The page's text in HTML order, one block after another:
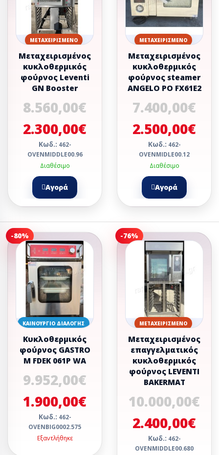
ΜΕΤΑΧΕΙΡΙΣΜΈΝΟ
Μεταχειρισμένος
κυκλοθερμικός
φούρνος Leventi
GN Booster
8.560,00€
2.300,00€
Κωδ.: 462-
OVENMIDDLE00.96
Διαθέσιμο
Αγορά
ΜΕΤΑΧΕΙΡΙΣΜΈΝΟ
Μεταχειρισμένος
κυκλοθερμικός
φούρνος steamer
ANGELO PO FX61E2
7.400,00€
2.500,00€
Κωδ.: 462-
OVENMIDLE00.12
Διαθέσιμο
Αγορά
-80%
ΚΑΙΝΟΎΡΓΙΟ ΔΙΑΛΟΓΉΣ
Κυκλοθερμικός
φούρνος GASTRO
M FDEK 061P WA
9.952,00€
1.900,00€
Κωδ.: 462-
OVENBIG0002.575
Εξαντλήθηκε
-76%
ΜΕΤΑΧΕΙΡΙΣΜΈΝΟ
Μεταχειρισμένος
επαγγελματικός
κυκλοθερμικός
φούρνος LEVENTI
BAKERMAT
10.000,00€
2.400,00€
Κωδ.: 462-
OVENMIDDLE00.680